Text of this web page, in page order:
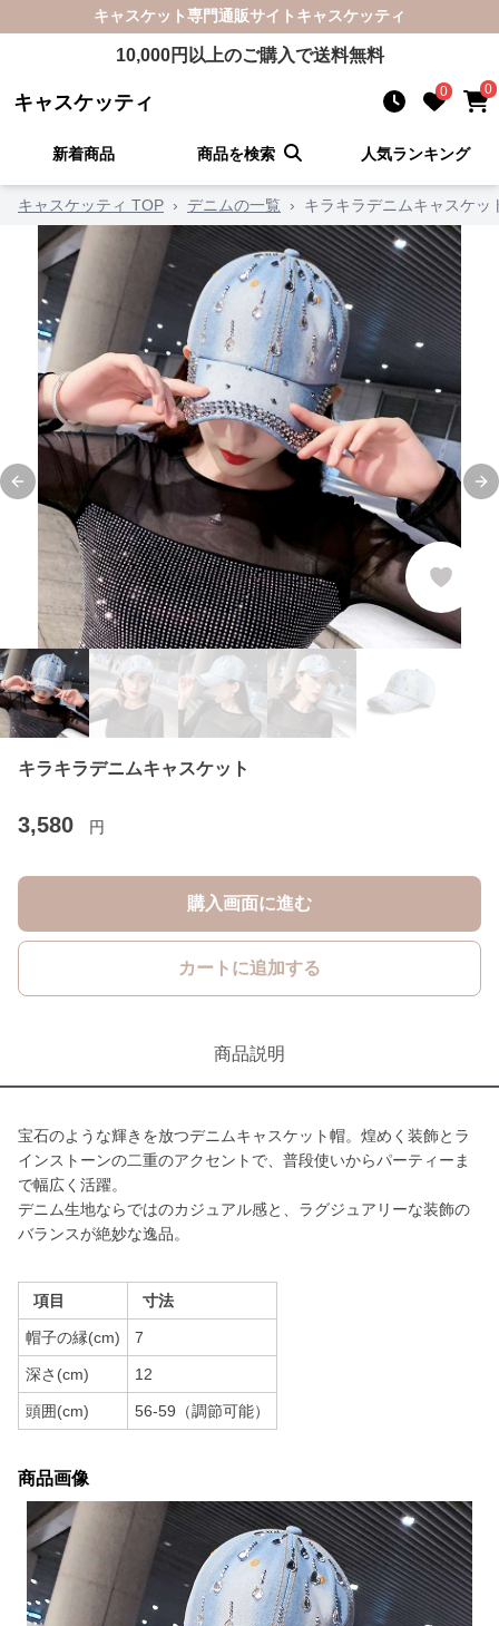
キャスケット専門通販サイト キャスケッティ
10,000円以上のご購入で送料無料
キャスケッティ 0 0
新着商品 商品を検索 人気ランキング
キャスケッティ TOP › デニムの一覧 › キラキラデニムキャスケッ
Previous slide
キラキラデニムキャスケット
3,580 円
購入画面に進む
カートに追加する
商品説明
宝石のような輝きを放つデニムキャスケット帽。煌めく装飾とラ
インストーンの二重のアクセントで、普段使いからパーティーま
で幅広く活躍。
デニム生地ならではのカジュアル感と、ラグジュアリーな装飾の
バランスが絶妙な逸品。
項目 寸法
帽子の縁(cm) 7
深さ(cm) 12
頭囲(cm) 56-59（調節可能）
商品画像